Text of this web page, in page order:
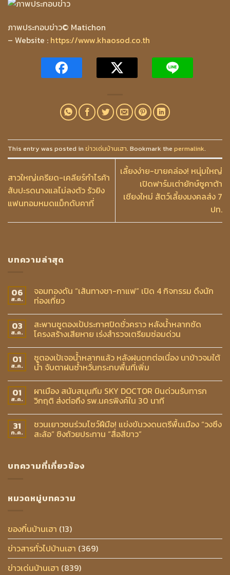
ภาพประกอบข่าว© Matichon
– Website : https://www.khaosod.co.th
This entry was posted in ข่าวเด่นบ้านเฮา. Bookmark the permalink.
สาวใหญ่เครียด-เคลียร์กำไรค้า
สับปะรดนางแลไม่ลงตัว รัวยิง
แฟนทอมหมดแม็กดับคาที่
เลี้ยงง่าย-ขายคล่อง! หนุ่มใหญ่
เปิดฟาร์มเต่ายักษ์ซูคาต้า
เชียงใหม่ สัตว์เลี้ยงมงคลส่ง 7
ปท.
บทความล่าสุด
06
ส.ค.
จอมทองดัน “เส้นทางชา-กาแฟ” เปิด 4 กิจกรรม ดึงนัก
ท่องเที่ยว
03
ส.ค.
สะพานซูตองเป้ประกาศปิดชั่วคราว หลังน้ำหลากซัด
โครงสร้างเสียหาย เร่งสำรวจเตรียมซ่อมด่วน
01
ส.ค.
ซูตองเป้เจอน้ำหลากแล้ว หลังฝนตกต่อเนื่อง นาข้าวจมใต้
น้ำ จับตาฝนซ้ำหวั่นกระทบพื้นที่เพิ่ม
01
ส.ค.
ผาเมือง สนับสนุนทีม SKY DOCTOR บินด่วนรับทารก
วิกฤติ ส่งต่อถึง รพ.นครพิงค์ใน 30 นาที
31
ก.ค.
ชวนเยาวชนร่วมโชว์ฝีมือ! แข่งขันวงดนตรีพื้นเมือง “วงซึง
สะล้อ” ชิงถ้วยประทาน “สื่อสีขาว”
บทความที่เกี่ยวข้อง
หมวดหมู่บทความ
ของกิ๋นบ้านเฮา (13)
ข่าวสารทั่วไปบ้านเฮา (369)
ข่าวเด่นบ้านเฮา (839)